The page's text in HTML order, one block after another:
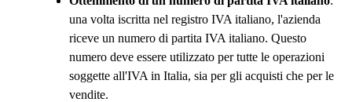
una volta iscritta nel registro IVA italiano, l'azienda
riceve un numero di partita IVA italiano. Questo
numero deve essere utilizzato per tutte le operazioni
soggette all'IVA in Italia, sia per gli acquisti che per le
vendite.